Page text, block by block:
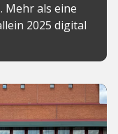
Mehr als eine
2025 digital